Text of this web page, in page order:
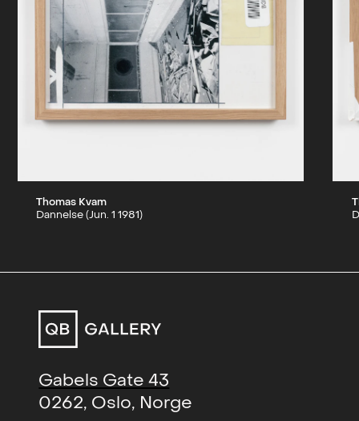
Thomas Kvam
Dannelse (Jun. 1 1981)
Gabels Gate 43
0262, Oslo, Norge